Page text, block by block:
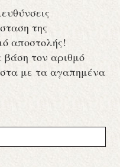
της
αποστολής!
τον αριθμό
με τα αγαπημένα